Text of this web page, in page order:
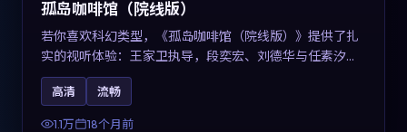
孤岛咖啡馆（院线版）
若你喜欢科幻类型，《孤岛咖啡馆（院线版）》提供了扎
实的视听体验：王家卫执导，段奕宏、刘德华与任素汐共
同演绎。影片2025年于中国台湾上映，内容用冷峻镜头语
言观察城市夜间的孤独，关键词包含高清流畅、人物关系
与情节反转，适合检索「2025科幻」「中国台湾电影」的
高清 流畅
1.1万 18个月前